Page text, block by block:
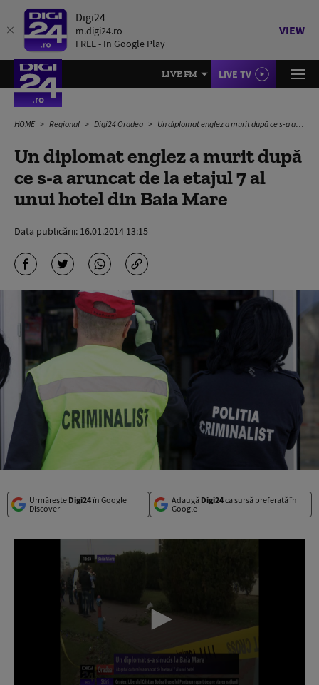
Digi24
m.digi24.ro
FREE - In Google Play
VIEW
LIVE FM LIVE TV
HOME Regional Digi24 Oradea Un diplomat englez a murit după ce s-a aruncat de la etajul 7 al unui hotel din Baia Mare
Un diplomat englez a murit după
ce s-a aruncat de la etajul 7 al
unui hotel din Baia Mare
Data publicării: 16.01.2014 13:15
Urmărește Digi24în Google
Discover
Adaugă Digi24ca sursă preferată în
Google